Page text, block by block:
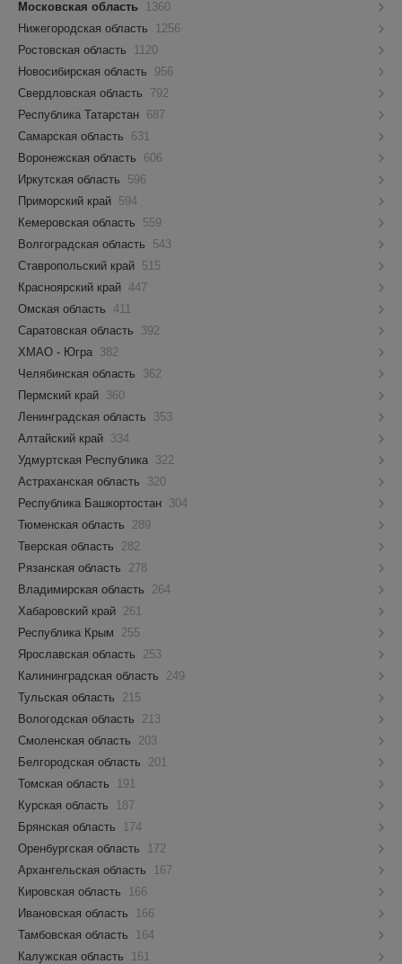
Московская область 1360
Нижегородская область
1256
Ростовская область
1120
Новосибирская область
956
Свердловская область
792
Республика Татарстан 687
Самарская область
631
Воронежская область
606
Иркутская область
596
Приморский край 594
Кемеровская область
559
Волгоградская область
543
Ставропольский край 515
Красноярский край 447
Омская область 411
Саратовская область
392
ХМАО - Югра 382
Челябинская область
362
Пермский край 360
Ленинградская область
353
Алтайский край 334
Удмуртская Республика 322
Астраханская область
320
Республика Башкортостан 304
Тюменская область
289
Тверская область
282
Рязанская область
278
Владимирская область
264
Хабаровский край 261
Республика Крым
255
Ярославская область
253
Калининградская область
249
Тульская область
215
Вологодская область
213
Смоленская область
203
Белгородская область
201
Томская область
191
Курская область
187
Брянская область
174
Оренбургская область
172
Архангельская область
167
Кировская область
166
Ивановская область
166
Тамбовская область
164
Калужская область
161